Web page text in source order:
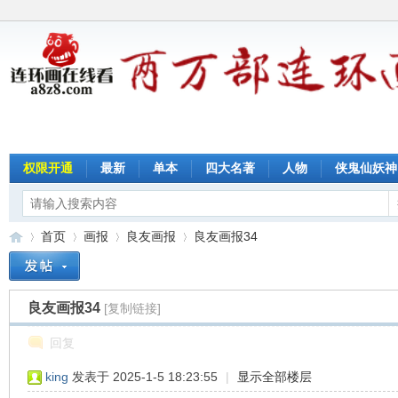
权限开通 最新 单本 四大名著 人物 侠鬼仙妖神
»
首页
›
画报
›
良友画报 良友画报34
良友画报34 [复制链接]
回复
king 发表于 2025-1-5 18:23:55 | 显示全部楼层